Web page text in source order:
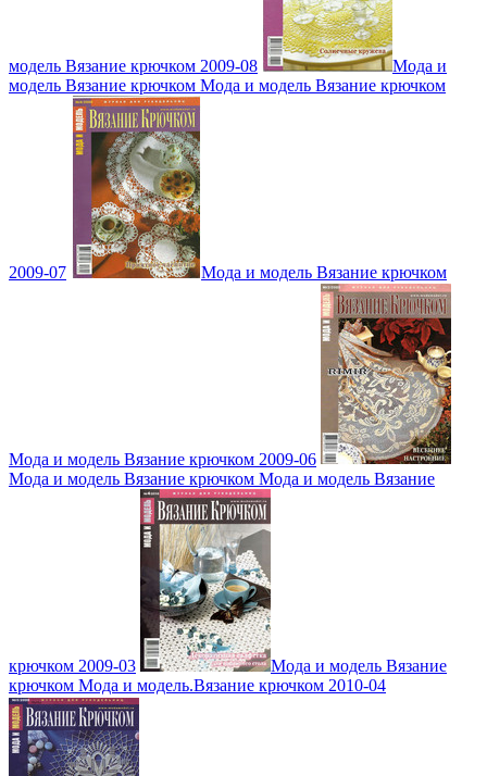
модель Вязание крючком 2009-08
Мода и
модель Вязание крючком Мода и модель Вязание крючком
2009-07 Мода и модель Вязание крючком
Мода и модель Вязание крючком 2009-06
Мода и модель Вязание крючком Мода и модель Вязание
крючком 2009-03
Мода и модель Вязание
крючком Мода и модель.Вязание крючком 2010-04